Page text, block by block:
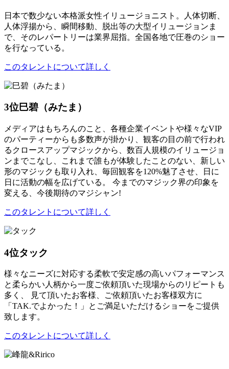
日本で数少ない本格派女性イリュージョニスト。人体切断、
人体浮揚から、瞬間移動、脱出等の大型イリュージョンま
で、そのレパートリーは業界屈指。全国各地で圧巻のショー
を行なっている。
このタレントについて詳しく
3位巳碧（みたま）
メディアはもちろんのこと、各種企業イベントや様々なVIP
のパーティーからも多数声が掛かり、観客の目の前で行われ
るクロースアップマジックから、数百人規模のイリュージョ
ンまでこなし、これまで誰もが体験したことのない、新しい
形のマジックも取り入れ、毎回観客を120%魅了させ、日に
日に活動の幅を広げている。 今までのマジック界の印象を
変える、今後期待のマジシャン!
このタレントについて詳しく
4位タック
様々なニーズに対応する柔軟で安定感の高いパフォーマンス
と柔らかい人柄から一度ご依頼頂いた現場からのリピートも
多く、 見て頂いたお客様、ご依頼頂いたお客様双方に
「TAK.でよかった！」とご満足いただけるショーをご提供
致します。
このタレントについて詳しく